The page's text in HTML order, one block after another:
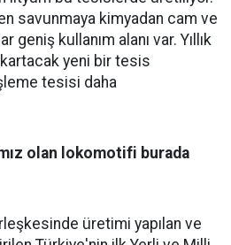
savunmaya kimyadan cam ve
kullanım alanı var. Yıllık
yeni bir tesis
tesisi daha
olan lokomotifi burada
üretimi yapılan ve